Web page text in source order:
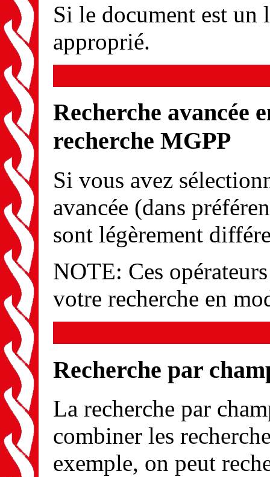
Si le document est
approprié.
Recherche avancée
recherche MGPP
Si vous avez
avancée (dans
sont légèrement
NOTE: Ces
votre recherche en
Recherche par
La recherche par
combiner les
exemple, on peut